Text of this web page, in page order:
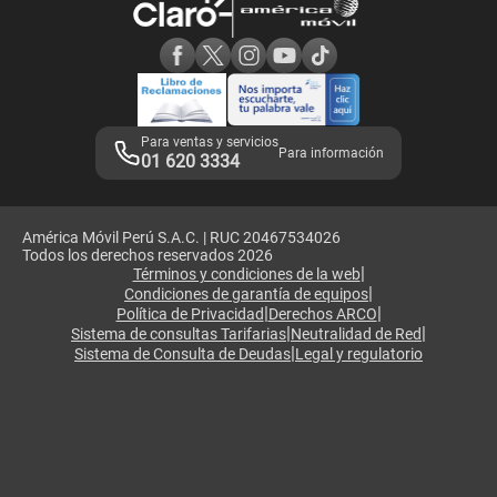
Adquirientes iPhone 6, 6S y SE
Mensaje de Seguridad
Términos y Condiciones de Tienda Claro
Libro de Reclamaciones
Legales de marketplace
Para ventas y servicios
01 620 3334 Para información
América Móvil Perú S.A.C. | RUC 20467534026
Todos los derechos reservados 2026
Términos y condiciones de la web|
Condiciones de garantía de equipos|
Política de Privacidad|Derechos ARCO|
Sistema de consultas Tarifarias|Neutralidad de Red|
Sistema de Consulta de Deudas|Legal y regulatorio